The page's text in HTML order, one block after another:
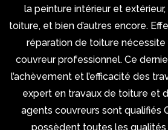
la peinture intérieur et
toiture, et bien d’autres encore.
réparation de toiture nécessite
couvreur professionnel. Ce
l’achèvement et l’efficacité des
expert en travaux de toiture et
agents couvreurs sont qualifiés
possèdent toutes les qualités